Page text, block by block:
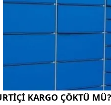
KARGO ÇÖKTÜ MÜ?